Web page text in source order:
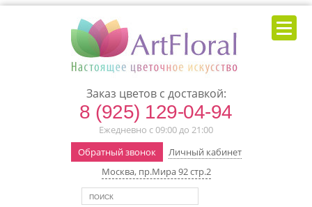
Заказ цветов с доставкой:
8 (925) 129-04-94
Ежедневно с 09:00 до 21:00
Обратный звонок
Личный кабинет
Москва, пр.Мира 92 стр.2